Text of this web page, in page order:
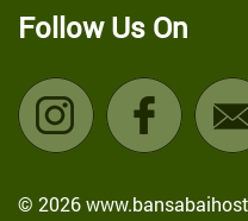
Follow Us On
© 2026